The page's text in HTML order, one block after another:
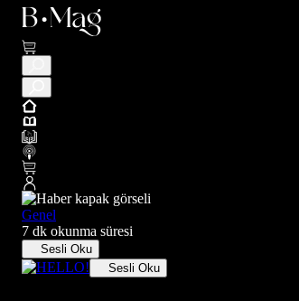
Genel
7 dk okunma süresi
Sesli Oku
Sesli Oku